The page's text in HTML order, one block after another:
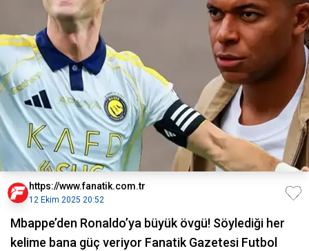
https://www.fanatik.com.tr
12 Ekim 2025 20:52
Mbappe’den Ronaldo’ya büyük övgü! Söylediği her
kelime bana güç veriyor Fanatik Gazetesi Futbol